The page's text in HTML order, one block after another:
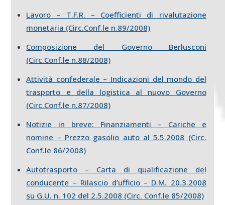
Lavoro – T.F.R. – Coefficienti di rivalutazione
monetaria (Circ.Conf.le n.89/2008)
Composizione del Governo Berlusconi
(Circ.Conf.le n.88/2008)
Attività confederale – Indicazioni del mondo del
trasporto e della logistica al nuovo Governo
(Circ.Conf.le n.87/2008)
Notizie in breve: Finanziamenti – Cariche e
nomine – Prezzo gasolio auto al 5.5.2008 (Circ.
Conf.le 86/2008)
Autotrasporto – Carta di qualificazione del
conducente – Rilascio d’ufficio – D.M. 20.3.2008
su G.U. n. 102 del 2.5.2008 (Circ. Conf.le 85/2008)